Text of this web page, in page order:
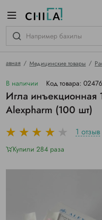
Главная Медицинские товары
В наличии Код товара: 02476
Игла инъекционная
Alexpharm (100 шт)
1 отзыв
Купили 284 раза
гамме